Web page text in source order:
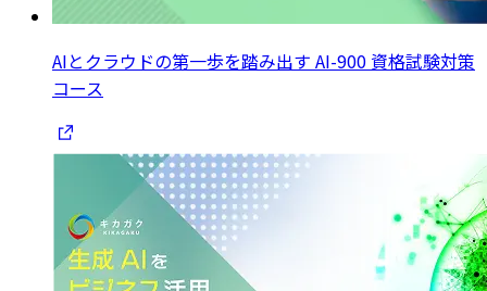
AIとクラウドの第一歩を踏み出す AI-900 資格試験対策
コース